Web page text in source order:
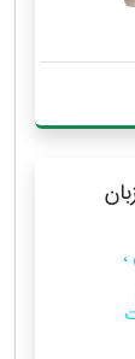
رسمی ۱۲۲۰ (زبان